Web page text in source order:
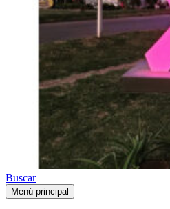
Buscar
Menú principal